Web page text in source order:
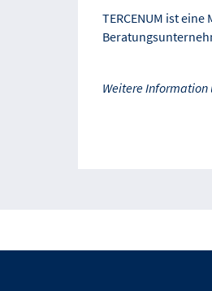
TERCENUM ist
Weitere Information